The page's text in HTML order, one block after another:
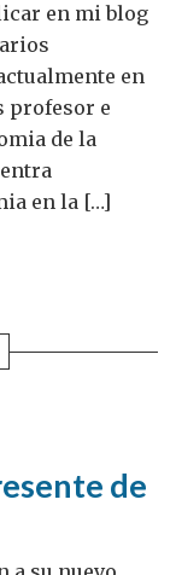
en mi blog
en
profesor e
de la
en la […]
de